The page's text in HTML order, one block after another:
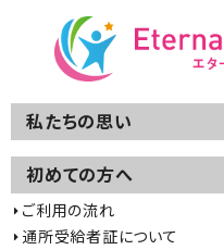
私たちの思い
初めての方へ
ご利用の流れ
通所受給者証について